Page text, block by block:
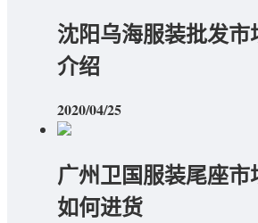
沈阳乌海服装批发市
介绍
2020/04/25
广州卫国服装尾座市
如何进货